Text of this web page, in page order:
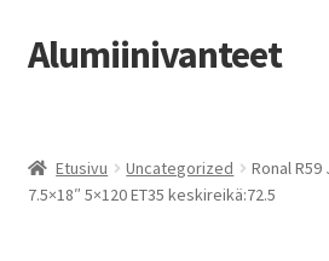
Siirry
navigointiin
Siirry
sisältöön
Alumiinivanteet
Kauppa
Etusivu Uncategorized
Ronal R59
7.5×18″ 5×120 ET35 keskireikä:72.5